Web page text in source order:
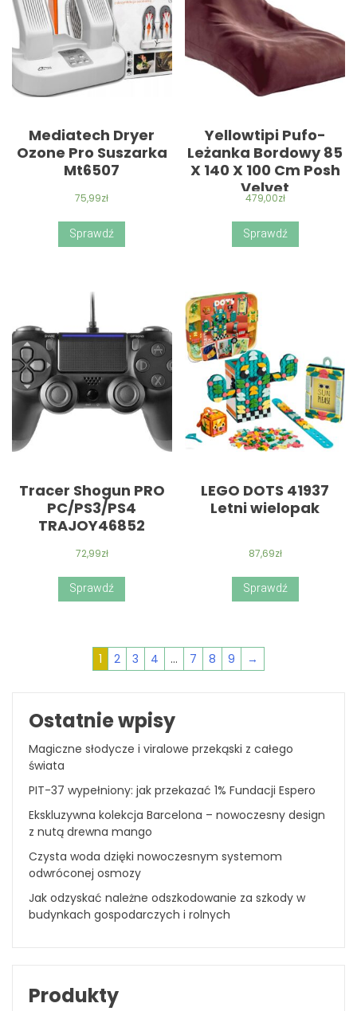
Mediatech Dryer
Ozone Pro Suszarka
Mt6507
75,99zł
Sprawdź
Yellowtipi Pufo-
Leżanka Bordowy 85
X 140 X 100 Cm Posh
Velvet
479,00zł
Sprawdź
Tracer Shogun PRO
PC/PS3/PS4
TRAJOY46852
72,99zł
Sprawdź
LEGO DOTS 41937
Letni wielopak
87,69zł
Sprawdź
1 2 3 4 … 7 8 9 →
Ostatnie wpisy
Magiczne słodycze i viralowe przekąski z całego
świata
PIT-37 wypełniony: jak przekazać 1% Fundacji Espero
Ekskluzywna kolekcja Barcelona – nowoczesny design
z nutą drewna mango
Czysta woda dzięki nowoczesnym systemom
odwróconej osmozy
Jak odzyskać należne odszkodowanie za szkody w
budynkach gospodarczych i rolnych
Produkty